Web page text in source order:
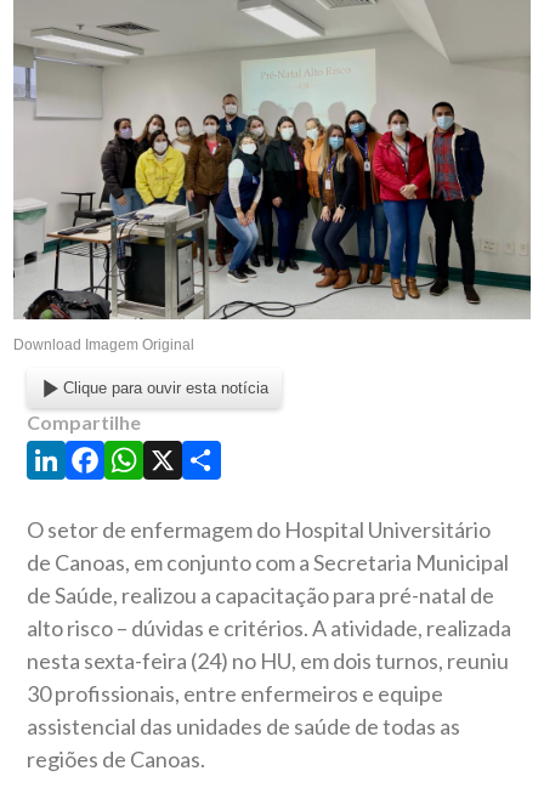
Download Imagem Original
Clique para ouvir esta notícia
Compartilhe
LinkedIn
Facebook
WhatsApp
X Share
O setor de enfermagem do Hospital Universitário
de Canoas, em conjunto com a Secretaria Municipal
de Saúde, realizou a capacitação para pré-natal de
alto risco – dúvidas e critérios. A atividade, realizada
nesta sexta-feira (24) no HU, em dois turnos, reuniu
30 profissionais, entre enfermeiros e equipe
assistencial das unidades de saúde de todas as
regiões de Canoas.